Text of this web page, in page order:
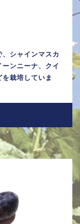
シャインマスカ
ンニーナ、クイ
栽培していま